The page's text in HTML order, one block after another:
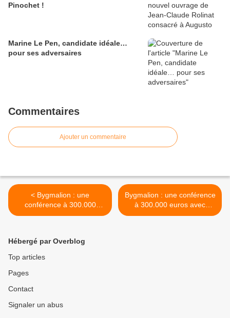
Pinochet !
Marine Le Pen, candidate idéale…
pour ses adversaires
Commentaires
Ajouter un commentaire
< Bygmalion : une
conférence à 300.000
euros avec Pierre Lellouche
Bygmalion : une conférence
à 300.000 euros avec
Pierre Lellouche >
Hébergé par Overblog
Top articles
Pages
Contact
Signaler un abus